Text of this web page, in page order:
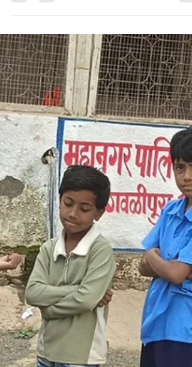
Deesha Group: A
Visionary Step for
Children's Eye Health”
दिशा ग्रुपच्या फिरते नेत्र चिकित्सालय द्वारा म.न.पा. उर्दू
उच्च प्राथमिक शाळा क्र.९ नूर नगर मध्ये एकूण १८३
विद्यार्थ्यांची नेत्र तपासणी Deesha Mobile Eye
Unit at AMC School दिशा एज्युकेशन फाउंडेशन,
अमरावती संचालित फिरते नेत्र चिकित्सालय यांच्यातर्फे
नगर अमरावती येथील म.न.पा. उर्दू उच्च प्राथमिक शाळा
क्र.९ मध्ये दिनांक २८ जानेवारी २०२६ रोजी
विद्यार्थ्यांसाठी विशेष नेत्र तपासणी शिबिर आयोजित
करण्यात आले. या उपक्रमांतर्गत एकूण १८३ विद्यार्थ्यांची
नेत्र तपासणी करण्यात